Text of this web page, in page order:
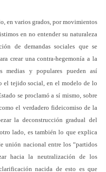
en varios grados, por movimientos
en no entender su naturaleza
de demandas sociales que se
crear una contra-hegemonía a la
medias y populares pueden así
el tejido social, en el modelo de lo
se proclamó a sí mismo, sobre
el verdadero fideicomiso de la
la deconstrucción gradual del
lado, es también lo que explica
unión nacional entre los “partidos
hacia la neutralización de los
nacida de esto es que